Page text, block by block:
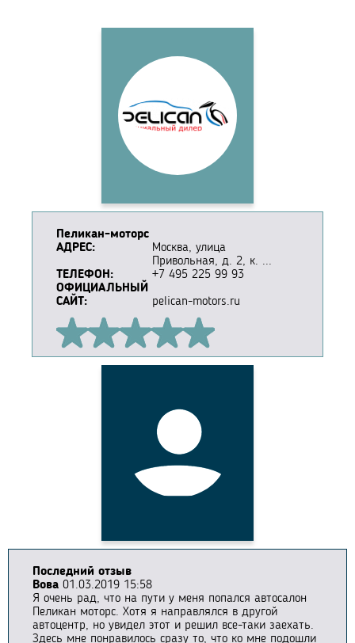
Пеликан-моторс
АДРЕС:
Москва, улица
Привольная, д. 2, к. ...
ТЕЛЕФОН:
+7 495 225 99 93
ОФИЦИАЛЬНЫЙ
САЙТ:
pelican-motors.ru
Последний отзыв
Вова 01.03.2019 15:58
Я очень рад, что на пути у меня попался автосалон
Пеликан моторс. Хотя я направлялся в другой
автоцентр, но увидел этот и решил все-таки заехать.
Здесь мне понравилось сразу то, что ко мне подошли